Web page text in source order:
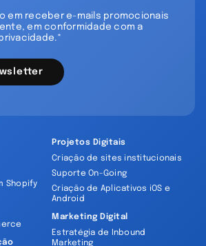
em receber e-mails promocionais
em conformidade com a
Shopify
Projetos Digitais
Criação de sites institucionais
Suporte On-Going
Criação de Aplicativos iOS e
Android
Marketing Digital
Estratégia de Inbound
Marketing